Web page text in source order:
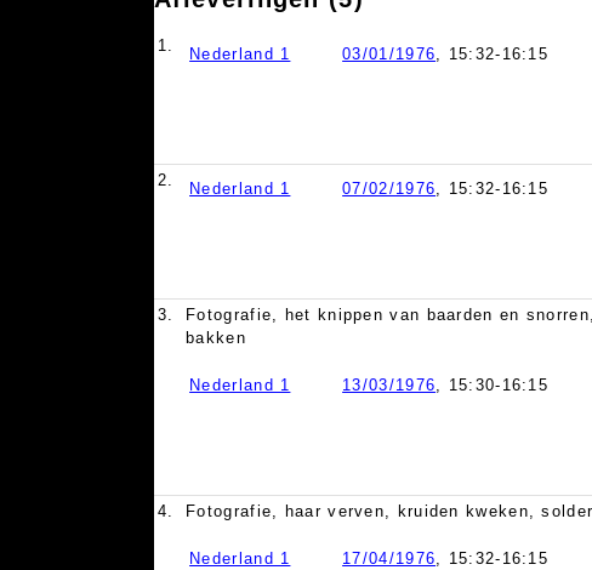
1. Nederland 1 03/01/1976 , 15:32-16:15
2. Nederland 1 07/02/1976 , 15:32-16:15
3.
Fotografie, het knippen van baarden en
bakken
Nederland 1 13/03/1976 , 15:30-16:15
4. Fotografie, haar verven, kruiden kweken,
Nederland 1 17/04/1976 , 15:32-16:15